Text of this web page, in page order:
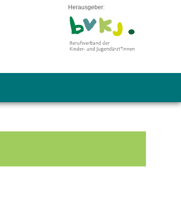
Herausgeber: